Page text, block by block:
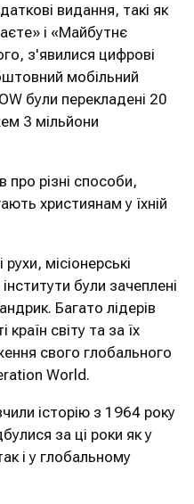
видання, такі як
і «Майбутнє
з'явилися цифрові
мобільний
були перекладені 20
3 мільйони
про різні способи,
християнам у їхній
місіонерські
були зачеплені
Багато лідерів
країн світу та за їх
свого глобального
World.
історію з 1964 року
за ці роки як у
і у глобальному